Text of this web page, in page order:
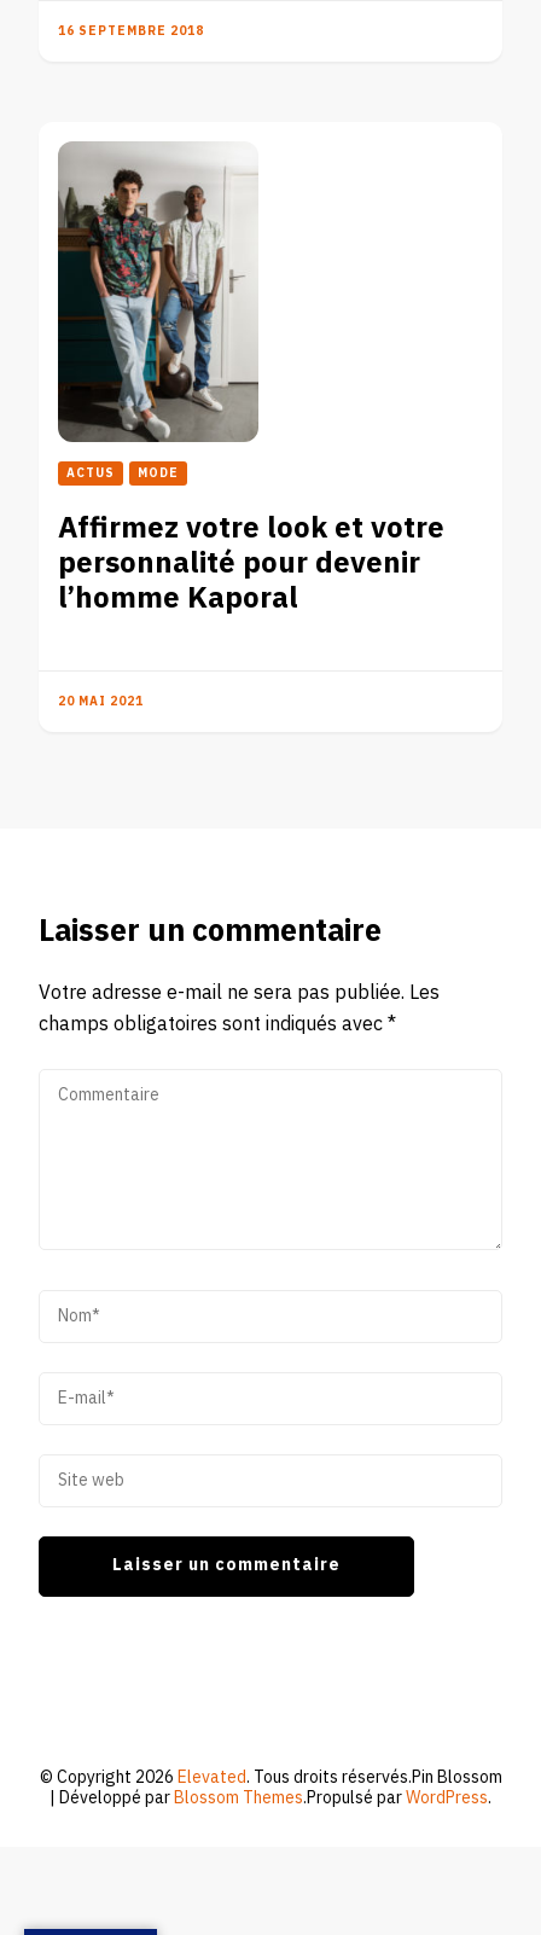
16 SEPTEMBRE 2018
ACTUS MODE
Affirmez votre look et votre
personnalité pour devenir
l’homme Kaporal
20 MAI 2021
Laisser un commentaire
Votre adresse e-mail ne sera pas publiée. Les
champs obligatoires sont indiqués avec*
© Copyright 2026Elevated. Tous droits réservés.Pin Blossom
| Développé parBlossom Themes.Propulsé parWordPress.